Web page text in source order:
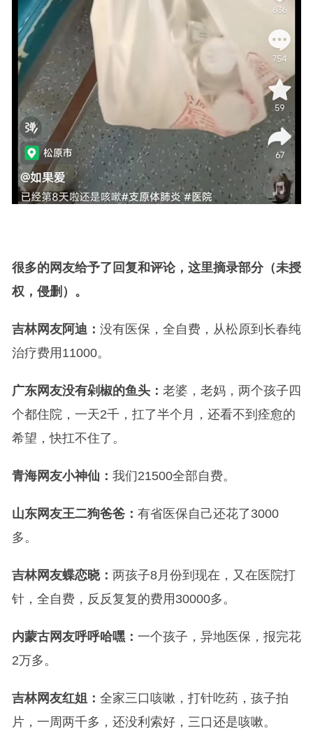
很多的网友给予了回复和评论，这里摘录部分（未授
权，侵删）。
吉林网友阿迪： 没有医保，全自费，从松原到长春纯
治疗费用11000。
广东网友没有剁椒的鱼头： 老婆，老妈，两个孩子四
个都住院，一天2千，扛了半个月，还看不到痊愈的
希望，快扛不住了。
青海网友小神仙： 我们21500全部自费。
山东网友王二狗爸爸： 有省医保自己还花了3000
多。
吉林网友蝶恋晓： 两孩子8月份到现在，又在医院打
针，全自费，反反复复的费用30000多。
内蒙古网友呼呼哈嘿： 一个孩子，异地医保，报完花
2万多。
吉林网友红姐： 全家三口咳嗽，打针吃药，孩子拍
片，一周两千多，还没利索好，三口还是咳嗽。